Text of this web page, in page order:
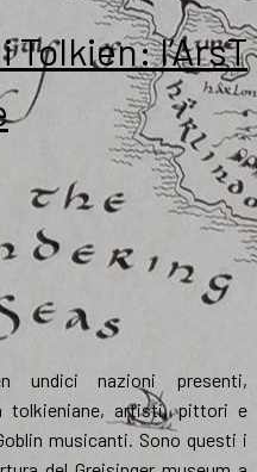
l’ArsT
undici nazioni presenti,
tolkieniane, artisti, pittori e
musicanti. Sono questi i